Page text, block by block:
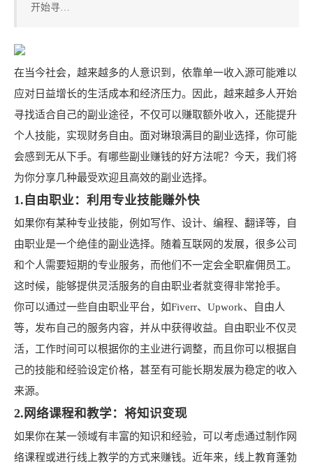
开始寻…
在当今社会，越来越多的人意识到，依靠单一收入源可能难以
应对日益增长的生活成本和经济压力。因此，越来越多人开始
寻找适合自己的副业途径，不仅可以赚取额外收入，还能提升
个人技能，实现财务自由。面对琳琅满目的副业选择，你可能
会感到无从下手。有哪些副业赚钱的好方法呢？今天，我们将
为你分享几种最受欢迎且高效的副业选择。
1.自由职业：利用专业技能赚外快
如果你有某种专业技能，例如写作、设计、编程、翻译等，自
由职业是一个绝佳的副业选择。随着互联网的发展，很多公司
和个人需要短期的专业服务，而他们不一定会全职雇佣员工。
这时候，能够提供灵活服务的自由职业者就变得非常抢手。
你可以通过一些自由职业平台，如Fiverr、Upwork、自由人
等，发布自己的服务内容，并从中获得收益。自由职业不仅灵
活，工作时间可以根据你的主业进行调整，而且你可以根据自
己的技能和经验设定价格，甚至有可能长期发展为稳定的收入
来源。
2.网络课程和教学：将知识变现
如果你在某一领域有丰富的知识和经验，可以考虑通过制作网
络课程或进行线上教学的方式来赚钱。近年来，线上教育蓬勃